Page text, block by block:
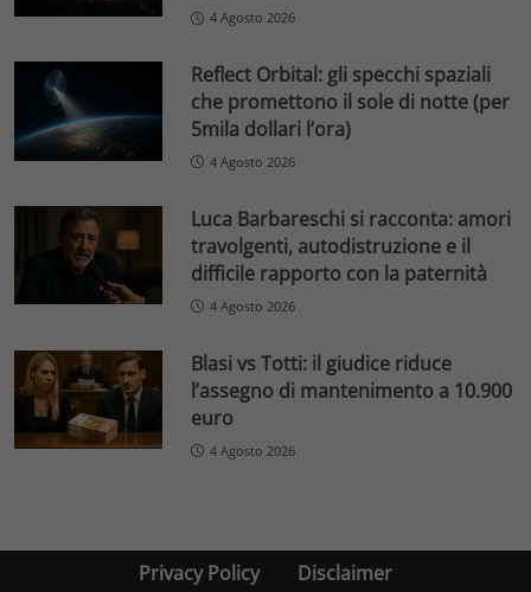
4 Agosto 2026
Reflect Orbital: gli specchi spaziali
che promettono il sole di notte (per
5mila dollari l’ora)
4 Agosto 2026
Luca Barbareschi si racconta: amori
travolgenti, autodistruzione e il
difficile rapporto con la paternità
4 Agosto 2026
Blasi vs Totti: il giudice riduce
l’assegno di mantenimento a 10.900
euro
4 Agosto 2026
Privacy Policy Disclaimer